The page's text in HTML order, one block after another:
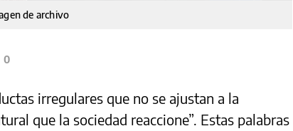
de archivo
0
irregulares que no se ajustan a la
que la sociedad reaccione”. Estas palabras